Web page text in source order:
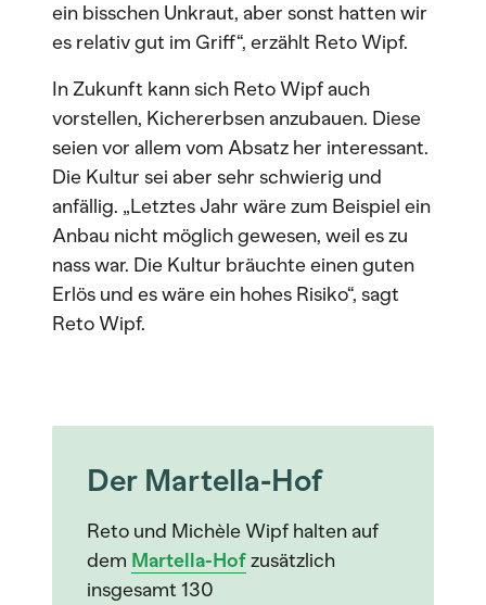
ein bisschen Unkraut, aber sonst hatten wir
es relativ gut im Griff“, erzählt Reto Wipf.
In Zukunft kann sich Reto Wipf auch
vorstellen, Kichererbsen anzubauen. Diese
seien vor allem vom Absatz her interessant.
Die Kultur sei aber sehr schwierig und
anfällig. „Letztes Jahr wäre zum Beispiel ein
Anbau nicht möglich gewesen, weil es zu
nass war. Die Kultur bräuchte einen guten
Erlös und es wäre ein hohes Risiko“, sagt
Reto Wipf.
Der Martella-Hof
Reto und Michèle Wipf halten auf
dem Martella-Hofzusätzlich
insgesamt 130